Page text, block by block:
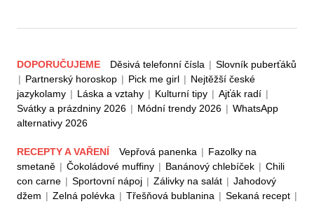
DOPORUČUJEME Děsivá telefonní čísla | Slovník puberťáků
| Partnerský horoskop | Pick me girl | Nejtěžší české
jazykolamy | Láska a vztahy | Kulturní tipy | Ajťák radí |
Svátky a prázdniny 2026 | Módní trendy 2026 | WhatsApp
alternativy 2026
RECEPTY A VAŘENÍ Vepřová panenka | Fazolky na
smetaně | Čokoládové muffiny | Banánový chlebíček | Chili
con carne | Sportovní nápoj | Zálivky na salát | Jahodový
džem | Zelná polévka | Třešňová bublanina | Sekaná recept |